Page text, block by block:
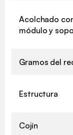
Acolchado
módulo y
Gramos del
Estructura
Cojín